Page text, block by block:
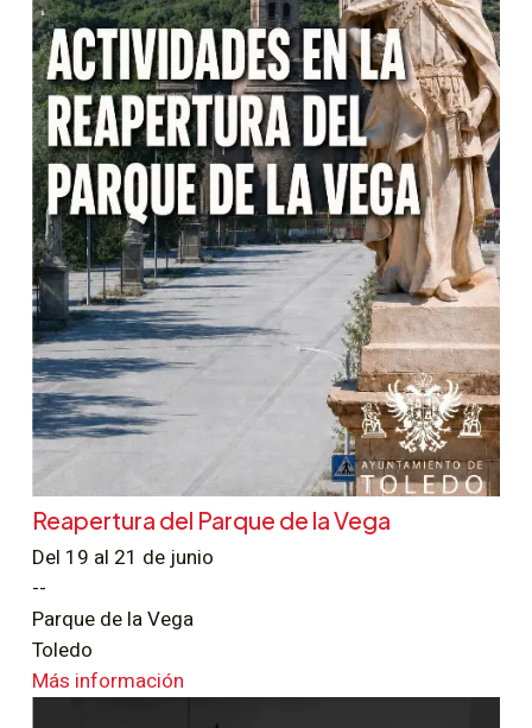
Reapertura del Parque de la Vega
Del 19 al 21 de junio
--
Parque de la Vega
Toledo
Más información